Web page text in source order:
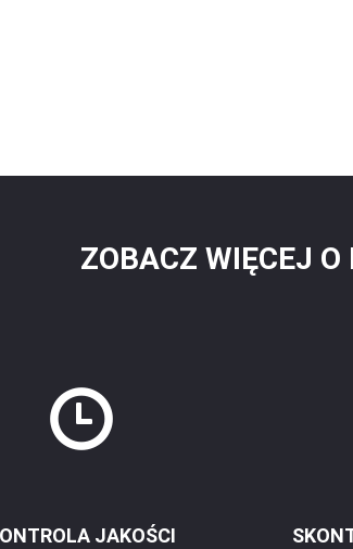
ZOBACZ WIĘCEJ O
JAKOŚCI